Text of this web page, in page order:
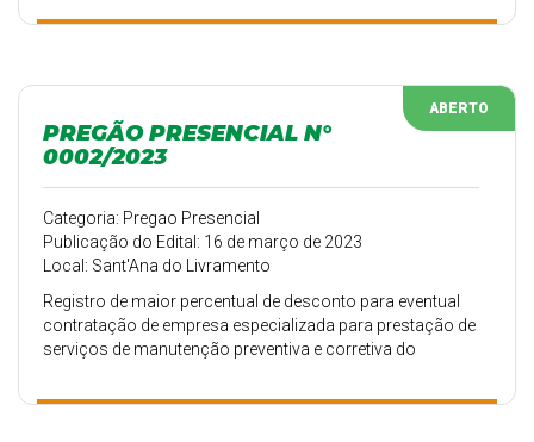
micro-ônibus, van, ambulância, caminhões e veículos
da Prefeitura Municipal de Sant’Ana do Livramento – RS,
ABERTO
PREGÃO PRESENCIAL N°
0002/2023
Categoria: Pregao Presencial
Publicação do Edital: 16 de março de 2023
Local: Sant'Ana do Livramento
Registro de maior percentual de desconto para eventual
contratação de empresa especializada para prestação de
serviços de manutenção preventiva e corretiva do
micro-ônibus, van e ambulância e fornecimento de peças